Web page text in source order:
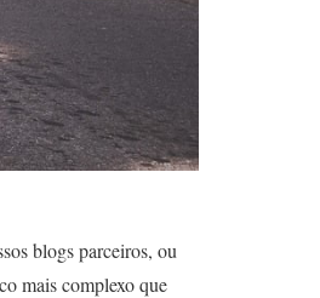
blogs parceiros, ou
mais complexo que